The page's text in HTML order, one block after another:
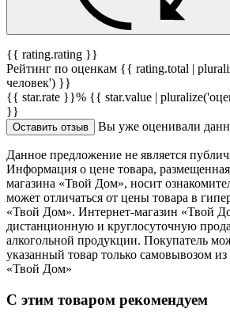
{{ rating.rating }}
Рейтинг по оценкам {{ rating.total |
человек') }}
{{ star.rate }}% {{ star.value |
}}
Оставить отзыв Вы уже оценивали
Данное предложение не является
Информация о цене товара,
магазина «Твой Дом», носит
может отличаться от цены товара в
«Твой Дом». Интернет-магазин «Твой
дистанционную и круглосуточную
алкогольной продукции. Покупатель
указанный товар только самовывозом из
«Твой Дом»
С этим товаром рекомендуем